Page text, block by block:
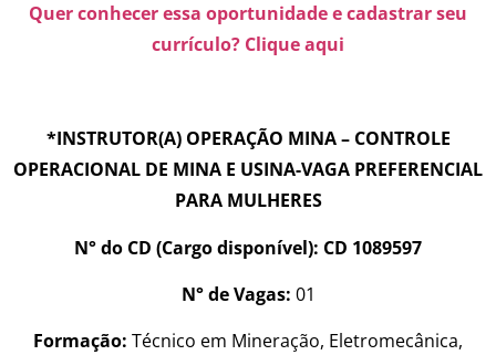
Quer conhecer essa oportunidade e cadastrar seu
currículo? Clique aqui
*INSTRUTOR(A) OPERAÇÃO MINA – CONTROLE
OPERACIONAL DE MINA E USINA-VAGA PREFERENCIAL
PARA MULHERES
N° do CD (Cargo disponível): CD 1089597
N° de Vagas: 01
Formação: Técnico em Mineração, Eletromecânica,